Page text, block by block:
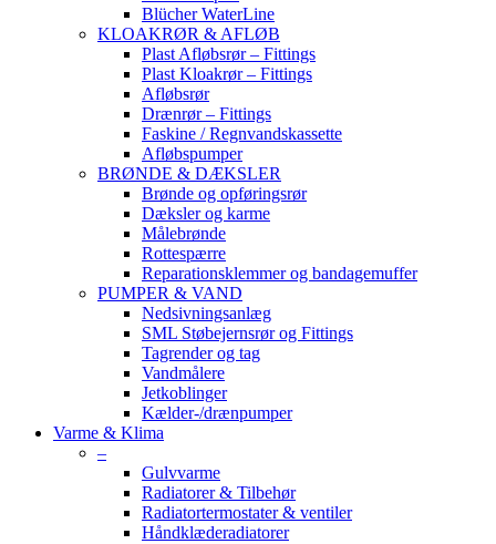
Blücher WaterLine
KLOAKRØR & AFLØB
Plast Afløbsrør – Fittings
Plast Kloakrør – Fittings
Afløbsrør
Drænrør – Fittings
Faskine / Regnvandskassette
Afløbspumper
BRØNDE & DÆKSLER
Brønde og opføringsrør
Dæksler og karme
Målebrønde
Rottespærre
Reparationsklemmer og bandagemuffer
PUMPER & VAND
Nedsivningsanlæg
SML Støbejernsrør og Fittings
Tagrender og tag
Vandmålere
Jetkoblinger
Kælder-/drænpumper
Varme & Klima
–
Gulvvarme
Radiatorer & Tilbehør
Radiatortermostater & ventiler
Håndklæderadiatorer